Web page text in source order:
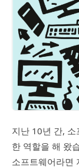
지난 10년 간,
한 역할을 해 왔
소프트웨어라면